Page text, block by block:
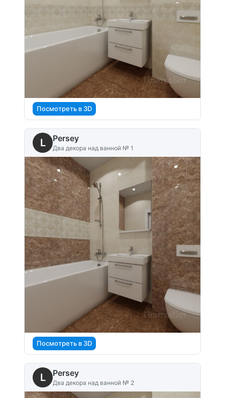
Посмотреть в 3D
L Persey
Два декора над ванной № 1
Посмотреть в 3D
L Persey
Два декора над ванной № 2